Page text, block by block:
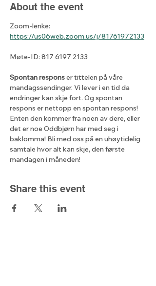
About the event
Zoom-lenke:
https://us06web.zoom.us/j/81761972133
Møte-ID: 817 6197 2133
Spontan respons er tittelen på våre
mandagssendinger. Vi lever i en tid da
endringer kan skje fort. Og spontan
respons er nettopp en spontan respons!
Enten den kommer fra noen av dere, eller
det er noe Oddbjørn har med seg i
baklomma! Bli med oss på en uhøytidelig
samtale hvor alt kan skje, den første
mandagen i måneden!
Share this event